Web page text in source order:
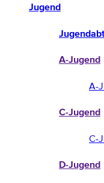
Jugend
A-Jugend
A-
C-Jugend
C-
D-Jugend